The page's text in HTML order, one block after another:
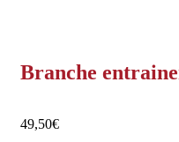
Branche
49,50€